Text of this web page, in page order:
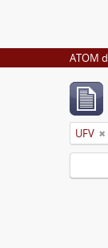
ATOM
UFV